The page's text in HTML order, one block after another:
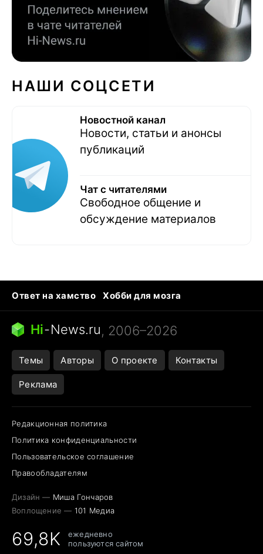
НАШИ СОЦСЕТИ
Новостной канал
Новости, статьи и анонсы
публикаций
Чат с читателями
Свободное общение и
обсуждение материалов
Ответ на хамство
Хобби для мозга
Бензин 100 vs 95
Тунцы в океанариуме
Следующая пандемия
Hi-News.ru, 2006–2026
Темы Авторы О проекте Контакты
Реклама
Редакционная политика
Политика конфиденциальности
Пользовательское соглашение
Правообладателям
Дизайн — Миша Гончаров
Воплощение — 101 Медиа
69,8K
ежедневно
пользуются сайтом